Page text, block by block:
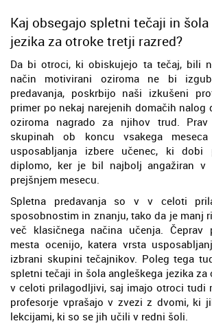
Kaj obsegajo spletni tečaji in šola
jezika za otroke tretji razred?
Da bi otroci, ki obiskujejo ta tečaj, bili
način motivirani oziroma ne bi
predavanja, poskrbijo naši izkušeni
primer po nekaj narejenih domačih nalog
oziroma nagrado za njihov trud.
skupinah ob koncu vsakega
usposabljanja izbere učenec, ki dobi
diplomo, ker je bil najbolj angažiran v
prejšnjem mesecu.
Spletna predavanja so v v celoti
sposobnostim in znanju, tako da je manj
več klasičnega načina učenja. Čeprav
mesta ocenijo, katera vrsta
izbrani skupini tečajnikov. Poleg tega
spletni tečaji in šola angleškega jezika za
v celoti prilagodljivi, saj imajo otroci tudi
profesorje vprašajo v zvezi z dvomi, ki
lekcijami, ki so se jih učili v redni šoli.